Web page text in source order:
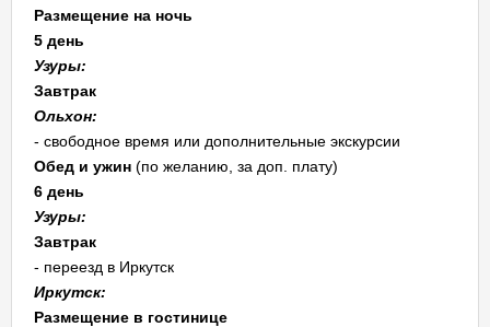
Размещение на ночь
5 день
Узуры:
Завтрак
Ольхон:
- свободное время или дополнительные экскурсии
Обед и ужин (по желанию, за доп. плату)
6 день
Узуры:
Завтрак
- переезд в Иркутск
Иркутск:
Размещение в гостинице